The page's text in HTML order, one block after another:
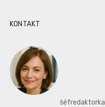
KONTAKT
šéfredaktorka